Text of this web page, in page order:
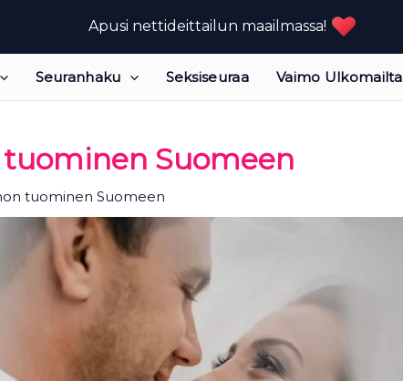
Apusi nettideittailun maailmassa!
Seuranhaku Seksiseuraa Vaimo Ulkomailta
Suomeen
tuominen Suomeen